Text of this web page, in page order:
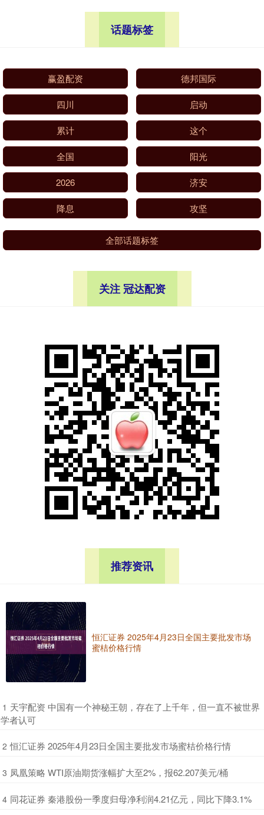
话题标签
赢盈配资 德邦国际
四川 启动
累计 这个
全国 阳光
2026 济安
降息 攻坚
全部话题标签
关注 冠达配资
推荐资讯
恒汇证券 2025年4月23日全国主要批发市场
蜜桔价格行情
1 ​天宇配资 中国有一个神秘王朝，存在了上千年，但一直不被世界
学者认可
2 ​恒汇证券 2025年4月23日全国主要批发市场蜜桔价格行情
3 ​凤凰策略 WTI原油期货涨幅扩大至2%，报62.207美元/桶
4 ​同花证券 秦港股份一季度归母净利润4.21亿元，同比下降3.1%